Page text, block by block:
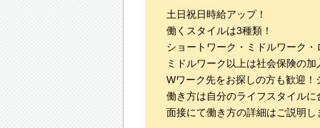
土日祝日時給アップ！
働くスタイルは3種類！
ショートワーク・ミドルワーク
ミドルワーク以上は社会保険の
Wワーク先をお探しの方も歓迎
働き方は自分のライフスタイル
面接にて働き方の詳細はご説明し